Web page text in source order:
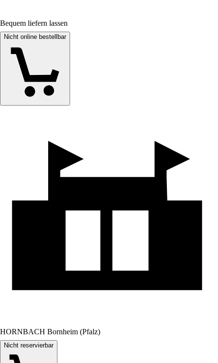
Bequem liefern lassen
Nicht online bestellbar
HORNBACH Bornheim (Pfalz)
Nicht reservierbar